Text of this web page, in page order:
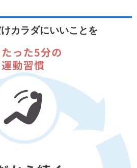
カラダにいいことを